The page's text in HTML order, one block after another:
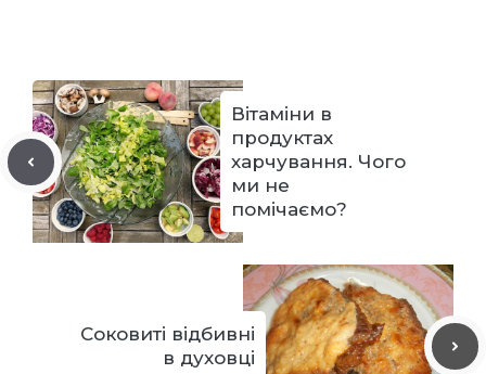
Вітаміни в
продуктах
харчування. Чого
ми не
помічаємо?
Соковиті відбивні
в духовці